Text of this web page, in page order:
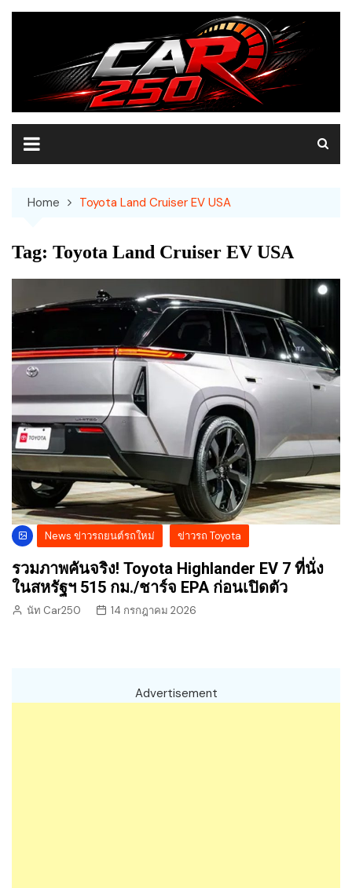
Skip
Home Toyota Land Cruiser EV USA
Tag: Toyota Land Cruiser EV USA
News ข่าวรถยนต์รถใหม่ ข่าวรถ Toyota
รวมภาพคันจริง! Toyota Highlander EV 7 ที่นั่ง
ในสหรัฐฯ 515 กม./ชาร์จ EPA ก่อนเปิดตัว
นัท Car250 14 กรกฎาคม 2026
Advertisement